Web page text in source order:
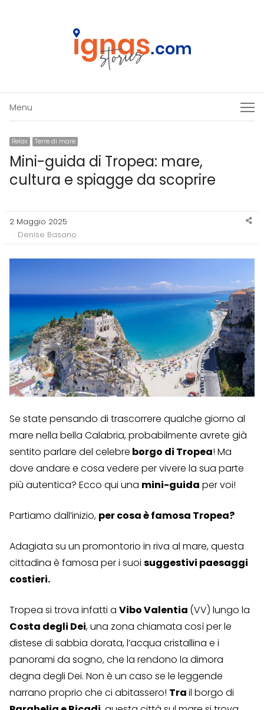
Menu
Menu
Relax Terre di mare
Mini-guida di Tropea: mare,
cultura e spiagge da scoprire
2 Maggio 2025
Author
Denise Basano
Se state pensando di trascorrere qualche giorno al
mare nella bella Calabria, probabilmente avrete già
sentito parlare del celebre borgo di Tropea! Ma
dove andare e cosa vedere per vivere la sua parte
più autentica? Ecco qui una mini-guida per voi!
Partiamo dall’inizio, per cosa è famosa Tropea?
Adagiata su un promontorio in riva al mare, questa
cittadina è famosa per i suoi suggestivi paesaggi
costieri.
Tropea si trova infatti a Vibo Valentia (VV) lungo la
Costa degli Dei, una zona chiamata così per le
distese di sabbia dorata, l’acqua cristallina e i
panorami da sogno, che la rendono la dimora
degna degli Dei. Non è un caso se le leggende
narrano proprio che ci abitassero! Trail borgo di